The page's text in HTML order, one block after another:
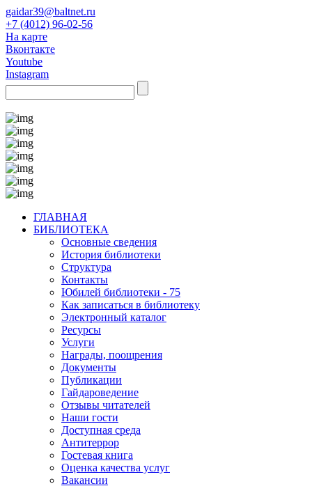
gaidar39@baltnet.ru
+7 (4012) 96-02-56
На карте
Вконтакте
Youtube
Instagram
ГЛАВНАЯ
БИБЛИОТЕКА
Основные сведения
История библиотеки
Структура
Контакты
Юбилей библиотеки - 75
Как записаться в библиотеку
Электронный каталог
Ресурсы
Услуги
Награды, поощрения
Документы
Публикации
Гайдароведение
Отзывы читателей
Наши гости
Доступная среда
Антитеррор
Гостевая книга
Оценка качества услуг
Вакансии